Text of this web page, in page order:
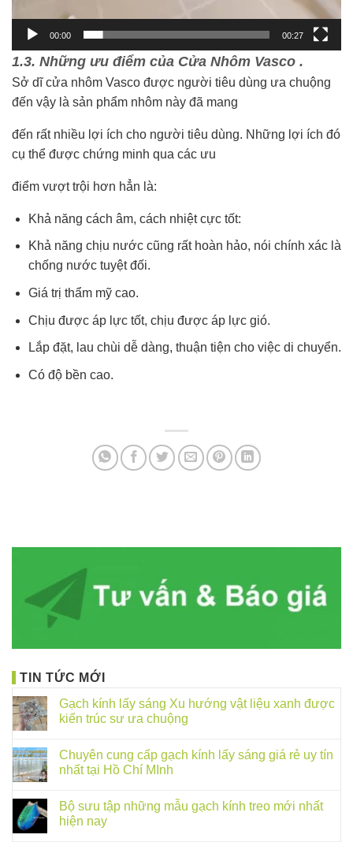
00:00 00:27
1.3. Những ưu điểm của Cửa Nhôm Vasco .
Sở dĩ cửa nhôm Vasco được người tiêu dùng ưa chuộng
đến vậy là sản phẩm nhôm này đã mang
đến rất nhiều lợi ích cho người tiêu dùng. Những lợi ích đó
cụ thể được chứng minh qua các ưu
điểm vượt trội hơn hẳn là:
Khả năng cách âm, cách nhiệt cực tốt:
Khả năng chịu nước cũng rất hoàn hảo, nói chính xác là
chống nước tuyệt đối.
Giá trị thẩm mỹ cao.
Chịu được áp lực tốt, chịu được áp lực gió.
Lắp đặt, lau chùi dễ dàng, thuận tiện cho việc di chuyển.
Có độ bền cao.
TIN TỨC MỚI
Gạch kính lấy sáng Xu hướng vật liệu xanh được
kiến trúc sư ưa chuộng
Chuyên cung cấp gạch kính lấy sáng giá rẻ uy tín
nhất tại Hồ Chí MInh
Bộ sưu tập những mẫu gạch kính treo mới nhất
hiện nay